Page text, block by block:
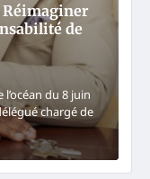
Réimaginer
de
l’océan du 8 juin
chargé de